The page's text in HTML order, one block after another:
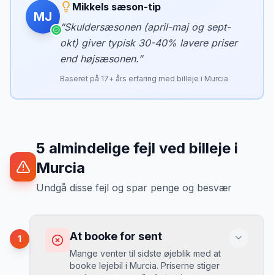
MJ
Mikkels sæson-tip
“Skuldersæsonen (april-maj og sept-
okt) giver typisk 30-40% lavere priser
end højsæsonen.”
Baseret på 17+ års erfaring med billeje i Murcia
5 almindelige fejl ved billeje i
Murcia
Undgå disse fejl og spar penge og besvær
1 At booke for sent
Mange venter til sidste øjeblik med at
booke lejebil i Murcia. Priserne stiger